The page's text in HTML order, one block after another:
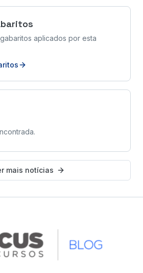
aplicados por esta
mais notícias